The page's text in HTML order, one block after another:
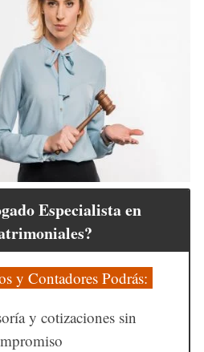
Especialista en
y Contadores Podrás:
y cotizaciones sin